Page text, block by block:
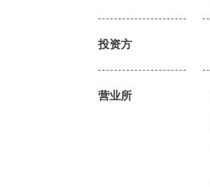
投资方
营业所